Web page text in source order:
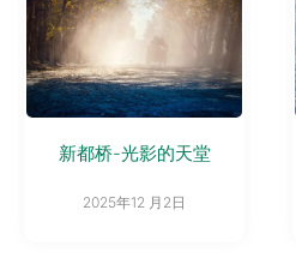
新都桥-光影的天堂
2025年12 月2日